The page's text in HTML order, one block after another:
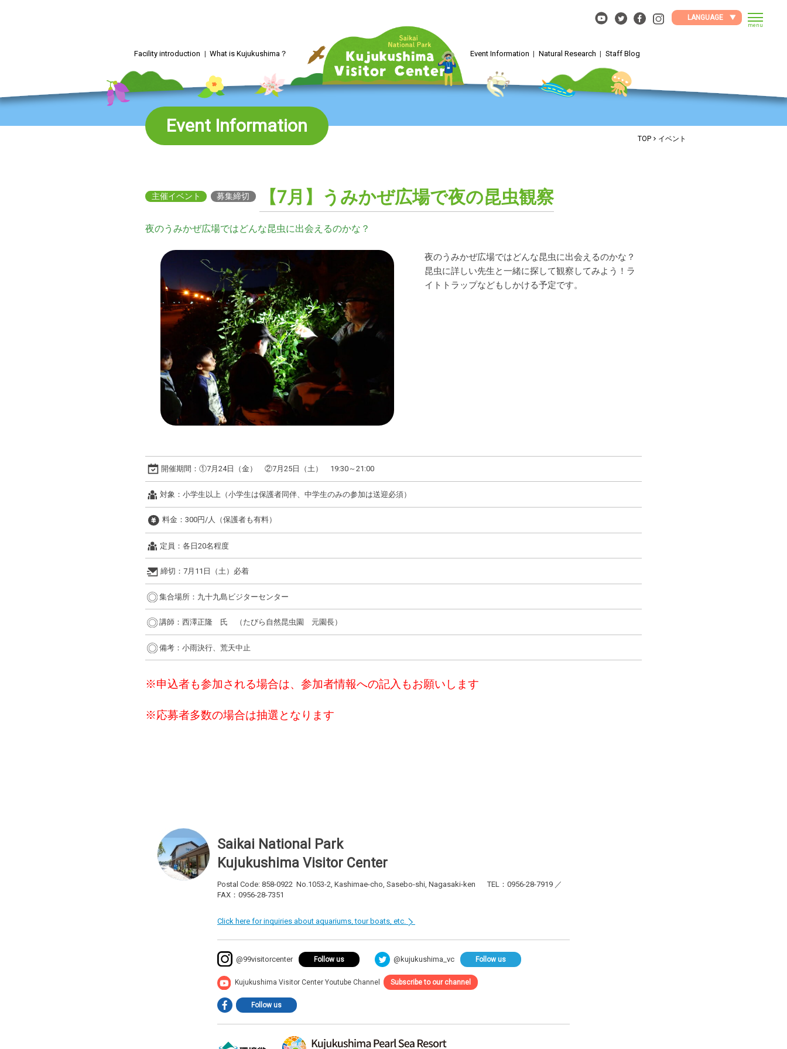
Facility introduction What is Kujukushima？ Event Information Natural Research Staff Blog
LANGUAGE
menu
TOP イベント
Event Information
主催イベント 募集締切 【7月】うみかぜ広場で夜の昆虫観察
夜のうみかぜ広場ではどんな昆虫に出会えるのかな？
夜のうみかぜ広場ではどんな昆虫に出会えるのかな？
昆虫に詳しい先生と一緒に探して観察してみよう！ラ
イトトラップなどもしかける予定です。
開催期間：①7月24日（金） ②7月25日（土） 19:30～21:00
対象： 小学生以上（小学生は保護者同伴、中学生のみの参加は送迎必須）
料金： 300円/人（保護者も有料）
定員： 各日20名程度
締切：7月11日（土）必着
集合場所： 九十九島ビジターセンター
講師： 西澤正隆 氏 （たびら自然昆虫園 元園長）
備考： 小雨決行、荒天中止
※申込者も参加される場合は、参加者情報への記入もお願いします
※応募者多数の場合は抽選となります
Saikai National Park
Kujukushima Visitor Center
Postal Code: 858-0922 No.1053-2, Kashimae-cho, Sasebo-shi, Nagasaki-ken
TEL：0956-28-7919 ／
FAX：0956-28-7351
Click here for inquiries about aquariums, tour boats, etc.
@99visitorcenter Follow us @kujukushima_vc Follow us
Kujukushima Visitor Center Youtube Channel Subscribe to our channel
Follow us